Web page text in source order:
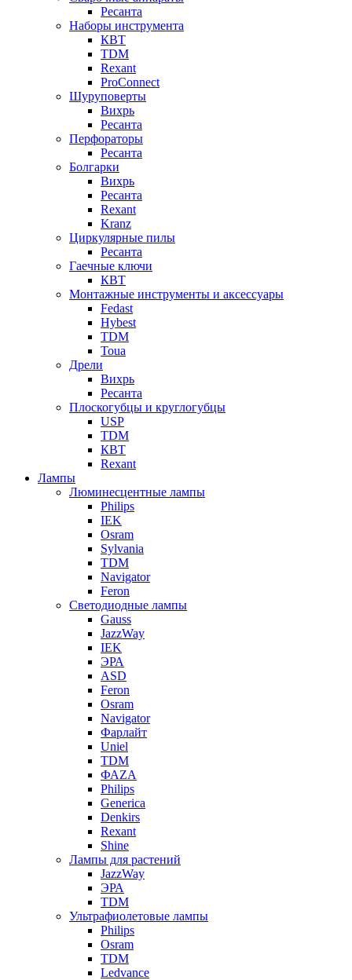
Ресанта
Наборы инструмента
КВТ
TDM
Rexant
ProConnect
Шуруповерты
Вихрь
Ресанта
Перфораторы
Ресанта
Болгарки
Вихрь
Ресанта
Rexant
Kranz
Циркулярные пилы
Ресанта
Гаечные ключи
КВТ
Монтажные инструменты и аксессуары
Fedast
Hybest
TDM
Toua
Дрели
Вихрь
Ресанта
Плоскогубцы и круглогубцы
USP
TDM
КВТ
Rexant
Лампы
Люминесцентные лампы
Philips
IEK
Osram
Sylvania
TDM
Navigator
Feron
Светодиодные лампы
Gauss
JazzWay
IEK
ЭРА
ASD
Feron
Osram
Navigator
Фарлайт
Uniel
TDM
ФАZА
Philips
Generica
Denkirs
Rexant
Shine
Лампы для растений
JazzWay
ЭРА
TDM
Ультрафиолетовые лампы
Philips
Osram
TDM
Ledvance